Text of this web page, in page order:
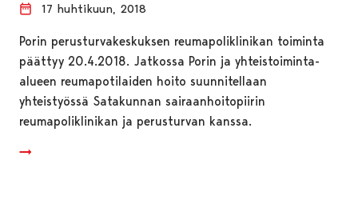
17 huhtikuun, 2018
Porin perusturvakeskuksen reumapoliklinikan toiminta
päättyy 20.4.2018. Jatkossa Porin ja yhteistoiminta-
alueen reumapotilaiden hoito suunnitellaan
yhteistyössä Satakunnan sairaanhoitopiirin
reumapoliklinikan ja perusturvan kanssa.